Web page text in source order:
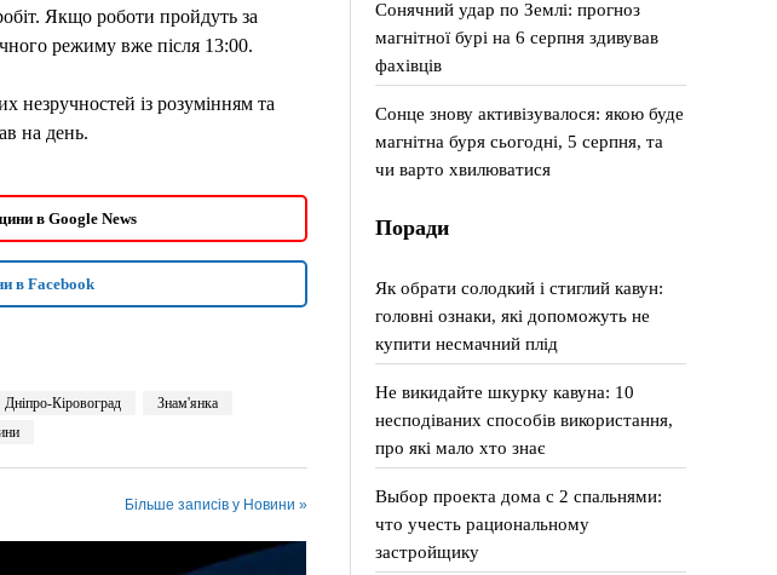
Якщо роботи пройдуть за
режиму вже після 13:00.
незручностей із розумінням та
на день.
в Google News
в Facebook
Дніпро-Кіровоград
Знам'янка
Більше записів у Новини »
Сонячний удар по Землі: прогноз
магнітної бурі на 6 серпня здивував
фахівців
Сонце знову активізувалося: якою буде
магнітна буря сьогодні, 5 серпня, та
чи варто хвилюватися
Поради
Як обрати солодкий і стиглий кавун:
головні ознаки, які допоможуть не
купити несмачний плід
Не викидайте шкурку кавуна: 10
несподіваних способів використання,
про які мало хто знає
Выбор проекта дома с 2 спальнями:
что учесть рациональному
застройщику